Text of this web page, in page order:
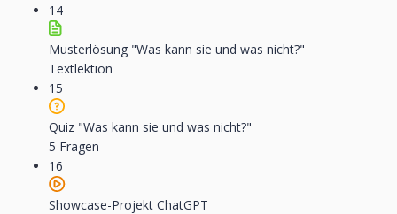
14
Musterlösung "Was kann sie und was nicht?"
Textlektion
15
Quiz "Was kann sie und was nicht?"
5 Fragen
16
Showcase-Projekt ChatGPT